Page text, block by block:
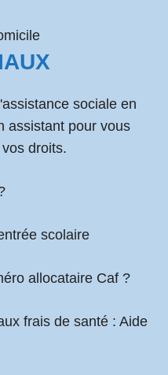
sociale en
assistant pour vous
droits.
scolaire
allocataire Caf ?
frais de santé : Aide